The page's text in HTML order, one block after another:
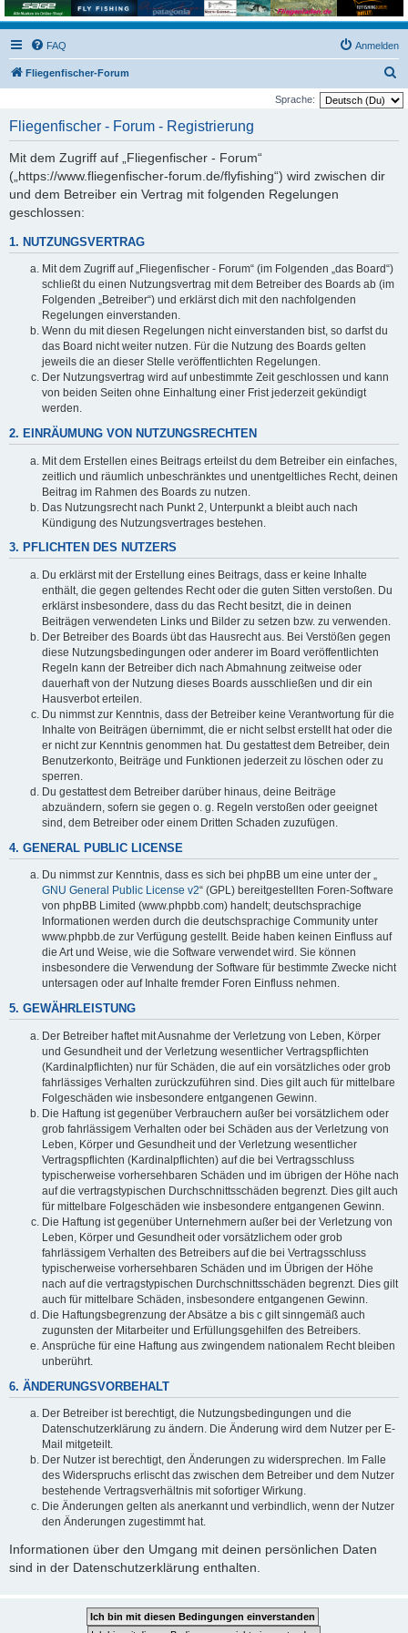
FAQ Anmelden
Fliegenfischer-Forum
u
Sprache:
Fliegenfischer - Forum - Registrierung
Mit dem Zugriff auf „Fliegenfischer - Forum“
(„https://www.fliegenfischer-forum.de/flyfishing“) wird zwischen dir
und dem Betreiber ein Vertrag mit folgenden Regelungen
geschlossen:
1. NUTZUNGSVERTRAG
Mit dem Zugriff auf „Fliegenfischer - Forum“ (im Folgenden „das Board“)
schließt du einen Nutzungsvertrag mit dem Betreiber des Boards ab (im
Folgenden „Betreiber“) und erklärst dich mit den nachfolgenden
Regelungen einverstanden.
Wenn du mit diesen Regelungen nicht einverstanden bist, so darfst du
das Board nicht weiter nutzen. Für die Nutzung des Boards gelten
jeweils die an dieser Stelle veröffentlichten Regelungen.
Der Nutzungsvertrag wird auf unbestimmte Zeit geschlossen und kann
von beiden Seiten ohne Einhaltung einer Frist jederzeit gekündigt
werden.
2. EINRÄUMUNG VON NUTZUNGSRECHTEN
Mit dem Erstellen eines Beitrags erteilst du dem Betreiber ein einfaches,
zeitlich und räumlich unbeschränktes und unentgeltliches Recht, deinen
Beitrag im Rahmen des Boards zu nutzen.
Das Nutzungsrecht nach Punkt 2, Unterpunkt a bleibt auch nach
Kündigung des Nutzungsvertrages bestehen.
3. PFLICHTEN DES NUTZERS
Du erklärst mit der Erstellung eines Beitrags, dass er keine Inhalte
enthält, die gegen geltendes Recht oder die guten Sitten verstoßen. Du
erklärst insbesondere, dass du das Recht besitzt, die in deinen
Beiträgen verwendeten Links und Bilder zu setzen bzw. zu verwenden.
Der Betreiber des Boards übt das Hausrecht aus. Bei Verstößen gegen
diese Nutzungsbedingungen oder anderer im Board veröffentlichten
Regeln kann der Betreiber dich nach Abmahnung zeitweise oder
dauerhaft von der Nutzung dieses Boards ausschließen und dir ein
Hausverbot erteilen.
Du nimmst zur Kenntnis, dass der Betreiber keine Verantwortung für die
Inhalte von Beiträgen übernimmt, die er nicht selbst erstellt hat oder die
er nicht zur Kenntnis genommen hat. Du gestattest dem Betreiber, dein
Benutzerkonto, Beiträge und Funktionen jederzeit zu löschen oder zu
sperren.
Du gestattest dem Betreiber darüber hinaus, deine Beiträge
abzuändern, sofern sie gegen o. g. Regeln verstoßen oder geeignet
sind, dem Betreiber oder einem Dritten Schaden zuzufügen.
4. GENERAL PUBLIC LICENSE
Du nimmst zur Kenntnis, dass es sich bei phpBB um eine unter der „
GNU General Public License v2“ (GPL) bereitgestellten Foren-Software
von phpBB Limited (www.phpbb.com) handelt; deutschsprachige
Informationen werden durch die deutschsprachige Community unter
www.phpbb.de zur Verfügung gestellt. Beide haben keinen Einfluss auf
die Art und Weise, wie die Software verwendet wird. Sie können
insbesondere die Verwendung der Software für bestimmte Zwecke nicht
untersagen oder auf Inhalte fremder Foren Einfluss nehmen.
5. GEWÄHRLEISTUNG
Der Betreiber haftet mit Ausnahme der Verletzung von Leben, Körper
und Gesundheit und der Verletzung wesentlicher Vertragspflichten
(Kardinalpflichten) nur für Schäden, die auf ein vorsätzliches oder grob
fahrlässiges Verhalten zurückzuführen sind. Dies gilt auch für mittelbare
Folgeschäden wie insbesondere entgangenen Gewinn.
Die Haftung ist gegenüber Verbrauchern außer bei vorsätzlichem oder
grob fahrlässigem Verhalten oder bei Schäden aus der Verletzung von
Leben, Körper und Gesundheit und der Verletzung wesentlicher
Vertragspflichten (Kardinalpflichten) auf die bei Vertragsschluss
typischerweise vorhersehbaren Schäden und im übrigen der Höhe nach
auf die vertragstypischen Durchschnittsschäden begrenzt. Dies gilt auch
für mittelbare Folgeschäden wie insbesondere entgangenen Gewinn.
Die Haftung ist gegenüber Unternehmern außer bei der Verletzung von
Leben, Körper und Gesundheit oder vorsätzlichem oder grob
fahrlässigem Verhalten des Betreibers auf die bei Vertragsschluss
typischerweise vorhersehbaren Schäden und im Übrigen der Höhe
nach auf die vertragstypischen Durchschnittsschäden begrenzt. Dies gilt
auch für mittelbare Schäden, insbesondere entgangenen Gewinn.
Die Haftungsbegrenzung der Absätze a bis c gilt sinngemäß auch
zugunsten der Mitarbeiter und Erfüllungsgehilfen des Betreibers.
Ansprüche für eine Haftung aus zwingendem nationalem Recht bleiben
unberührt.
6. ÄNDERUNGSVORBEHALT
Der Betreiber ist berechtigt, die Nutzungsbedingungen und die
Datenschutzerklärung zu ändern. Die Änderung wird dem Nutzer per E-
Mail mitgeteilt.
Der Nutzer ist berechtigt, den Änderungen zu widersprechen. Im Falle
des Widerspruchs erlischt das zwischen dem Betreiber und dem Nutzer
bestehende Vertragsverhältnis mit sofortiger Wirkung.
Die Änderungen gelten als anerkannt und verbindlich, wenn der Nutzer
den Änderungen zugestimmt hat.
Informationen über den Umgang mit deinen persönlichen Daten
sind in der Datenschutzerklärung enthalten.